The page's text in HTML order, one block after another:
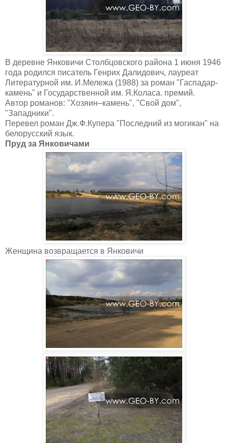
В деревне Янковичи Столбцовского района 1 июня 1946
года родился писатель Генрих Далидович, лауреат
Литературной им. И.Мележа (1988) за роман "Гаспадар-
камень" и Государственной им. Я.Коласа. премий.
Автор романов: "Хозяин–камень", "Свой дом",
"Западники".
Перевел роман Дж.Ф.Купера "Последний из могикан" на
белорусский язык.
Пруд за Янковичами
Женщина возвращается в Янковичи